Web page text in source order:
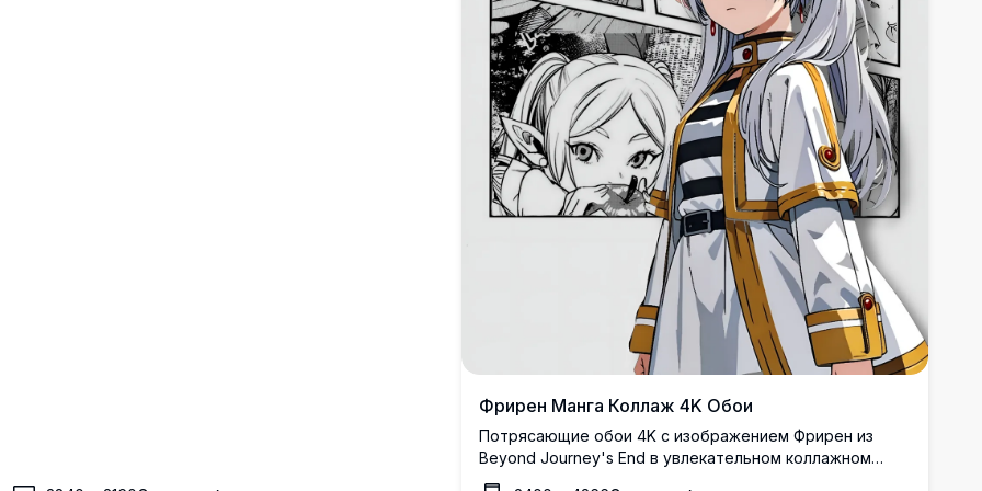
Фрирен Манга Коллаж 4K Обои
Потрясающие обои 4K с изображением Фрирен из
Beyond Journey's End в увлекательном коллажном
макете в стиле манги. Множественные панели